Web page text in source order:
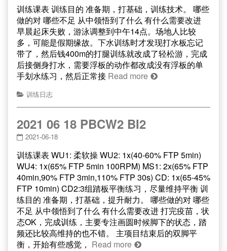
训练课表 训练目的 准备期，打基础，训练技术。 哪些
做的对 哪些不足 从中领悟到了什么 有什么需要改进
早晨起床失败，游泳调整到中午14点。场地人比较
多，可能是假期缘故。下水训练时才发现打水板忘记
带了，然后钱400m的打腿训练就改成了轻松游，完成
后接侧身打水，需要浮板的动作都改成没有浮板的单
手划水练习，然后正常接 Read more
训练日志
2021 06 18 PBCW2 BI2
2021-06-18
训练课表 WU1: 柔软操 WU2: 1x(40-60% FTP 5min)
WU4: 1x(65% FTP 5min 100RPM) MS1: 2x(65% FTP
40min,90% FTP 3min,110% FTP 30s) CD: 1x(65-45%
FTP 10min) CD2:3组踏板平衡练习，尽量维持平衡 训
练目的 准备期，打基础，提升耐力。 哪些做的对 哪些
不足 从中领悟到了什么 有什么需要改进 打完疫苗，状
态OK，完成训练，主要专注画圆时候脚下的状态，踏
频还比较高维持的也不错。 主项目结束后的双脚平
衡，开始有些感觉， Read more